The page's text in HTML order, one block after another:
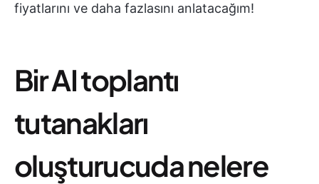
fiyatlarını ve daha fazlasını anlatacağım!
Bir AI toplantı
tutanakları
oluşturucuda nelere